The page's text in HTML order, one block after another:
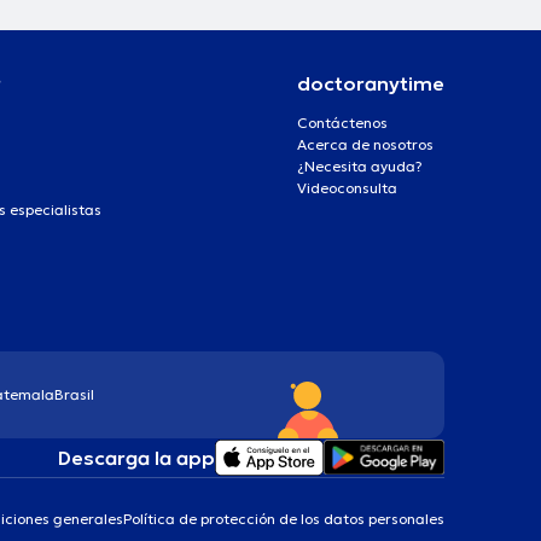
especialistas
doctoranytime
Contáctenos
Acerca de nosotros
¿Necesita ayuda?
Videoconsulta
Brasil
Descarga la app
generalesPolítica de protección de los datos personales